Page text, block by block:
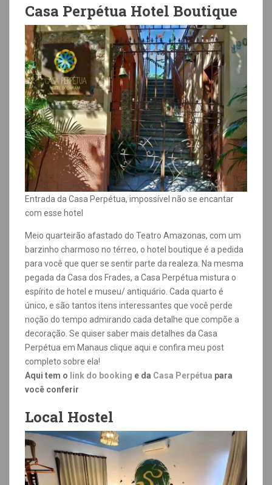
Casa Perpétua Hotel Boutique
Entrada da Casa Perpétua, impossível não se encantar
com esse hotel
Meio quarteirão afastado do Teatro Amazonas, com um
barzinho charmoso no térreo, o hotel boutique é a pedida
para você que quer se sentir parte da realeza. Na mesma
pegada da Casa dos Frades, a Casa Perpétua mistura o
espírito de hotel e museu/ antiquário. Cada quarto é
único, e são tantos itens interessantes que você perde
noção do tempo admirando cada detalhe que compõe a
decoração. Se quiser saber mais detalhes da Casa
Perpétua em Manaus clique aqui e confira meu post
completo sobre ela!
Aqui tem o link do booking e da Casa Perpétua para
você conferir
Local Hostel